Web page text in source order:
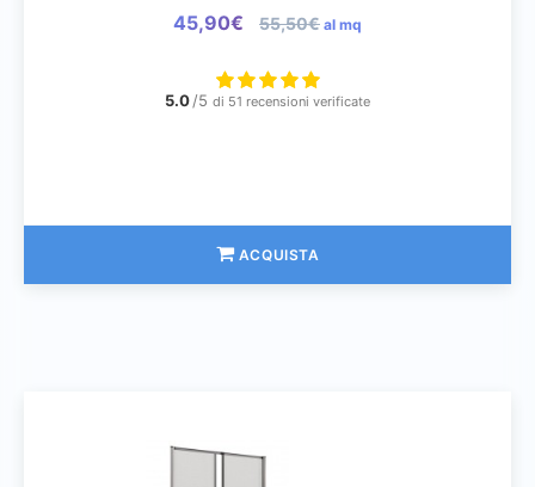
45,90€ 55,50€ al mq
5.0/5 di 51 recensioni verificate
ACQUISTA